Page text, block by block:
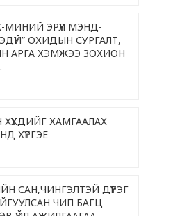
ЭРҮҮЛ МЭНД-
ОХИДЫН СУРГАЛТ,
АРГА ХЭМЖЭЭ ЗОХИОН
ХАМГААЛАХ
ХҮРГЭЕ
САН,ЧИНГЭЛТЭЙ ДҮҮРЭГ
ЧИП БАГЦ